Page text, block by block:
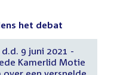
het debat
9 juni 2021 -
Kamerlid Motie